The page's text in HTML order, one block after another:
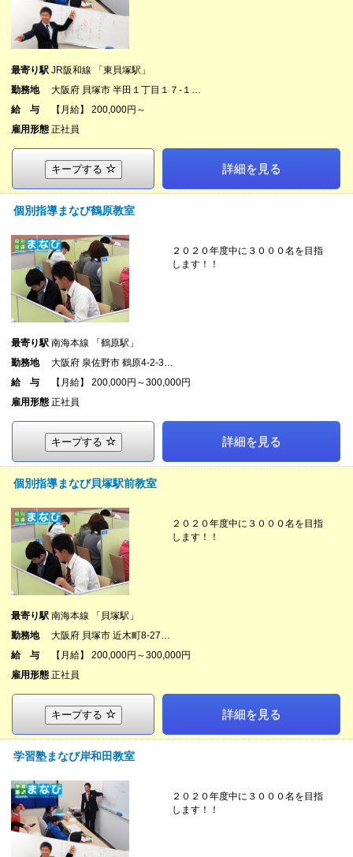
最寄り駅 JR阪和線 「東貝塚駅」
勤務地
大阪府 貝塚市 半田１丁目１７-１…
給 与
【月給】 200,000円～
雇用形態 正社員
キープする 詳細を見る
個別指導まなび鶴原教室
２０２０年度中に３０００名を目指
します！！
最寄り駅 南海本線 「鶴原駅」
勤務地
大阪府 泉佐野市 鶴原4-2-3…
給 与
【月給】 200,000円～300,000円
雇用形態 正社員
キープする 詳細を見る
個別指導まなび貝塚駅前教室
２０２０年度中に３０００名を目指
します！！
最寄り駅 南海本線 「貝塚駅」
勤務地
大阪府 貝塚市 近木町8-27…
給 与
【月給】 200,000円～300,000円
雇用形態 正社員
キープする 詳細を見る
学習塾まなび岸和田教室
２０２０年度中に３０００名を目指
します！！